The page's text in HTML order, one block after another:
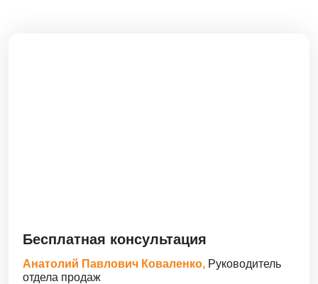
Бесплатная консультация
Анатолий Павлович Коваленко, Руководитель
отдела продаж